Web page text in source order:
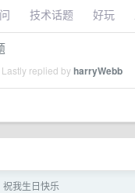
技术话题 好玩
Lastly replied byharryWebb
我生日快乐